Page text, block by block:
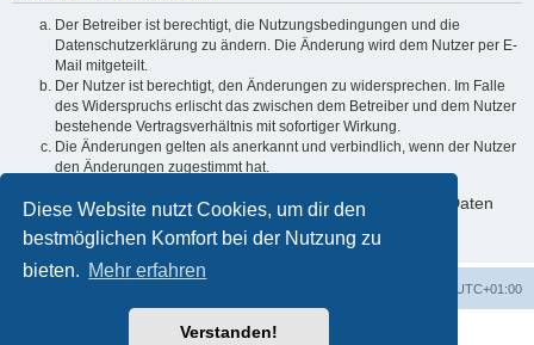
Diese Website nutzt Cookies, um dir den
bestmöglichen Komfort bei der Nutzung zu
bieten. Mehr erfahren
Verstanden!
Der Betreiber ist berechtigt, die Nutzungsbedingungen und die
Datenschutzerklärung zu ändern. Die Änderung wird dem Nutzer per E-
Mail mitgeteilt.
Der Nutzer ist berechtigt, den Änderungen zu widersprechen. Im Falle
des Widerspruchs erlischt das zwischen dem Betreiber und dem Nutzer
bestehende Vertragsverhältnis mit sofortiger Wirkung.
Die Änderungen gelten als anerkannt und verbindlich, wenn der Nutzer
den Änderungen zugestimmt hat.
Informationen über den Umgang mit deinen persönlichen Daten
sind in der Datenschutzerklärung enthalten.
UTC+01:00
Powered byphpBB® Forum Software © phpBB Limited